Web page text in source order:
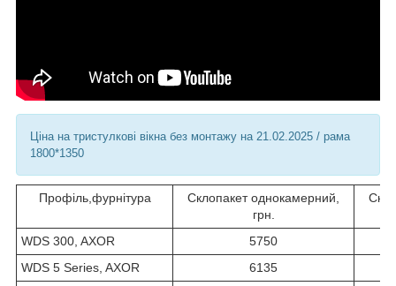
Ціна на тристулкові вікна без монтажу на 21.02.2025 / рама
1800*1350
Профіль,фурнітура
Склопакет однокамерний,
грн.
WDS 300, AXOR
5750
WDS 5 Series, AXOR
6135